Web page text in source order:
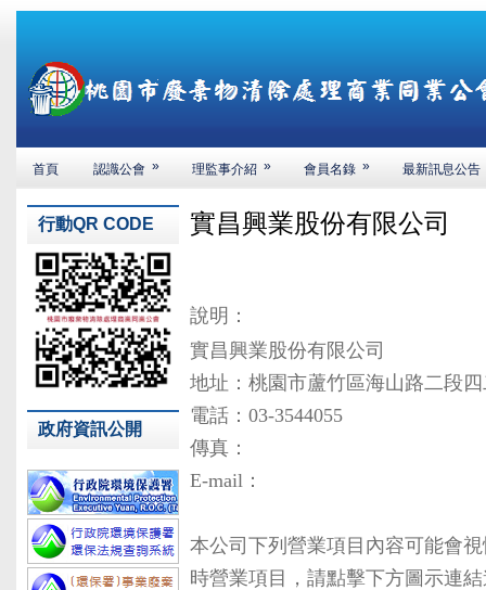
首頁 認識公會 » 理監事介紹 » 會員名錄 » 最新訊息公告
行動QR CODE
政府資訊公開
實昌興業股份有限公司
說明：
實昌興業股份有限公司
地址：桃園市蘆竹區海山路二段
電話：03-3544055
傳真：
E-mail：
本公司下列營業項目內容可能會
時營業項目，請點擊下方圖示連